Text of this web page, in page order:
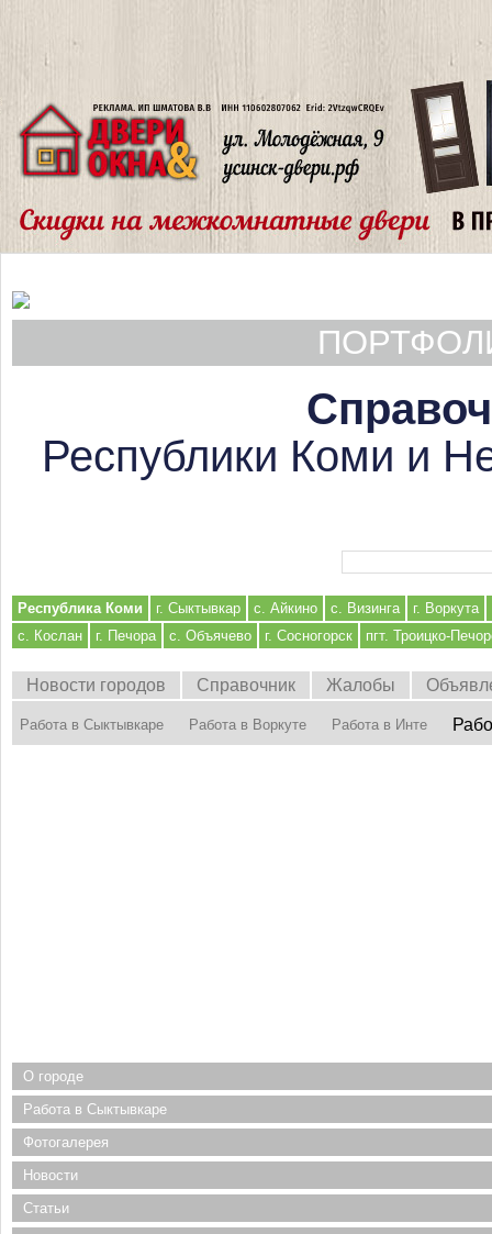
Республики Коми и
Республика Коми г. Сыктывкар с. Айкино с. Визинга
г. Воркута
с. Кослан
г. Печора с. Объячево г. Сосногорск пгт. Троицко-
Новости городов Справочник Жалобы
Работа в Сыктывкаре Работа в Воркуте Работа в Инте
О городе
Работа в Сыктывкаре
Фотогалерея
Новости
Статьи